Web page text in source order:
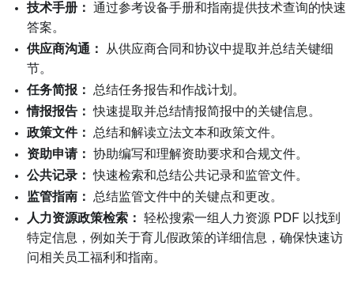
技术手册：
通过参考设备手册和指南提供技术查询的快速
答案。
供应商沟通：
从供应商合同和协议中提取并总结关键细
节。
任务简报：
总结任务报告和作战计划。
情报报告： 快速提取并总结情报简报中的关键信息。
政策文件：
总结和解读立法文本和政策文件。
资助申请：
协助编写和理解资助要求和合规文件。
公共记录： 快速检索和总结公共记录和监管文件。
监管指南：
总结监管文件中的关键点和更改。
人力资源政策检索：
轻松搜索一组人力资源 PDF 以找到
特定信息，例如关于育儿假政策的详细信息，确保快速访
问相关员工福利和指南。